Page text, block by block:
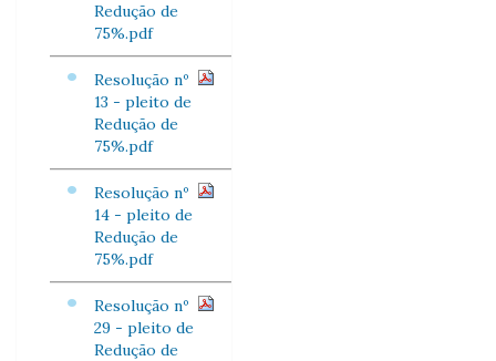
Redução de
75%.pdf
Resolução nº
13 - pleito de
Redução de
75%.pdf
Resolução nº
14 - pleito de
Redução de
75%.pdf
Resolução nº
29 - pleito de
Redução de